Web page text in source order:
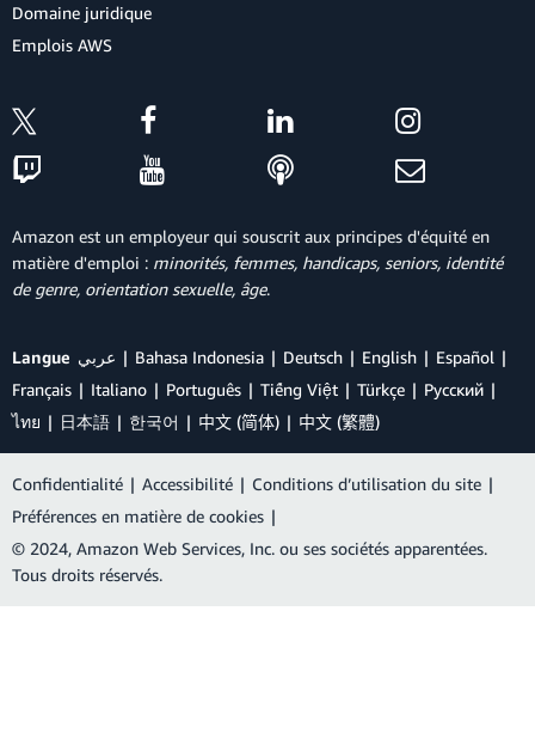
Domaine juridique
Emplois AWS
Amazon est un employeur qui souscrit aux principes d'équité en
matière d'emploi : minorités, femmes, handicaps, seniors, identité
de genre, orientation sexuelle, âge.
Langue عربي Bahasa Indonesia Deutsch English
Español
Français
Italiano Português Tiếng Việt Türkçe
Ρусский
ไทย
日本語 한국어 中文 (简体) 中文 (繁體)
Confidentialité | Accessibilité | Conditions d’utilisation du site |
Préférences en matière de cookies |
© 2024, Amazon Web Services, Inc. ou ses sociétés apparentées.
Tous droits réservés.